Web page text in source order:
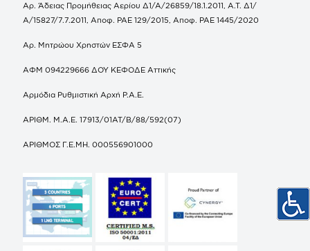
Αρ. Άδειας Προμήθειας Αερίου Δ1/Α/26859/18.1.2011, Α.Τ. Δ1/
Α/15827/7.7.2011, Αποφ. ΡΑΕ 129/2015, Αποφ. ΡΑΕ 1445/2020
Αρ. Μητρώου Χρηστών ΕΣΦΑ 5
ΑΦΜ 094229666 ΔΟΥ ΚΕΦΟΔΕ Αττικής
Αρμόδια Ρυθμιστική Αρχή Ρ.Α.Ε.
ΑΡΙΘΜ. Μ.Α.Ε. 17913/01ΑΤ/Β/88/592(07)
ΑΡΙΘΜΟΣ Γ.Ε.ΜΗ. 000556901000